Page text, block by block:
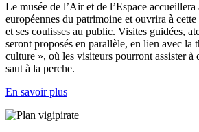
Le musée de l’Air et de l’Espace accueillera
européennes du patrimoine et ouvrira à
et ses coulisses au public. Visites guidées,
seront proposés en parallèle, en lien avec la
culture », où les visiteurs pourront assister à
saut à la perche.
En savoir plus